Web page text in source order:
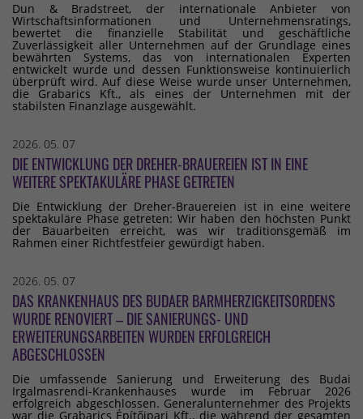
Dun & Bradstreet, der internationale Anbieter von
Wirtschaftsinformationen und Unternehmensratings,
bewertet die finanzielle Stabilität und geschäftliche
Zuverlässigkeit aller Unternehmen auf der Grundlage eines
bewährten Systems, das von internationalen Experten
entwickelt wurde und dessen Funktionsweise kontinuierlich
überprüft wird. Auf diese Weise wurde unser Unternehmen,
die Grabarics Kft., als eines der Unternehmen mit der
stabilsten Finanzlage ausgewählt.
2026. 05. 07
DIE ENTWICKLUNG DER DREHER-BRAUEREIEN IST IN EINE
WEITERE SPEKTAKULÄRE PHASE GETRETEN
Die Entwicklung der Dreher-Brauereien ist in eine weitere
spektakuläre Phase getreten: Wir haben den höchsten Punkt
der Bauarbeiten erreicht, was wir traditionsgemäß im
Rahmen einer Richtfestfeier gewürdigt haben.
2026. 05. 07
DAS KRANKENHAUS DES BUDAER BARMHERZIGKEITSORDENS
WURDE RENOVIERT – DIE SANIERUNGS- UND
ERWEITERUNGSARBEITEN WURDEN ERFOLGREICH
ABGESCHLOSSEN
Die umfassende Sanierung und Erweiterung des Budai
Irgalmasrendi-Krankenhauses wurde im Februar 2026
erfolgreich abgeschlossen. Generalunternehmer des Projekts
war die Grabarics Építőipari Kft., die während der gesamten